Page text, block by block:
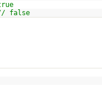
false